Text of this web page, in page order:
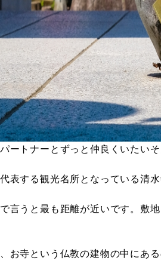
ートナーとずっと仲良くいたい
表する観光名所となっている清
言うと最も距離が近いです。敷
お寺という仏教の建物の中にあ